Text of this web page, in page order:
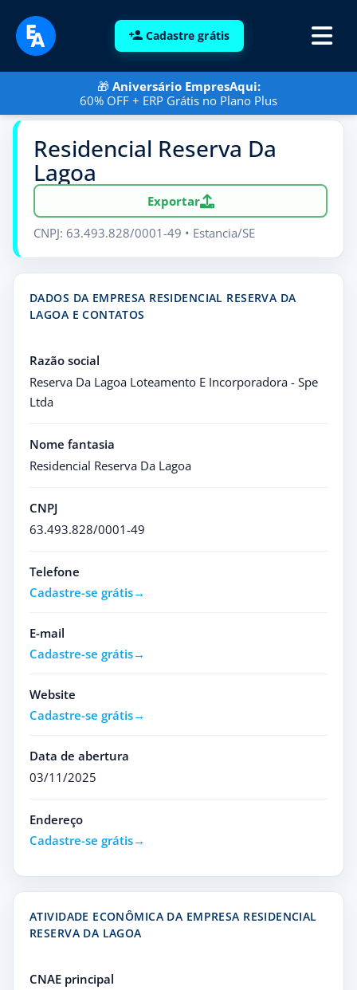
Cadastre grátis
🎁 Aniversário EmpresAqui:
60% OFF + ERP Grátis no Plano Plus
Residencial Reserva Da
Lagoa
Exportar
CNPJ: 63.493.828/0001-49 • Estancia/SE
DADOS DA EMPRESA RESIDENCIAL RESERVA DA
LAGOA E CONTATOS
Razão social
Reserva Da Lagoa Loteamento E Incorporadora - Spe
Ltda
Nome fantasia
Residencial Reserva Da Lagoa
CNPJ
63.493.828/0001-49
Telefone
Cadastre-se grátis
E-mail
Cadastre-se grátis
Website
Cadastre-se grátis
Data de abertura
03/11/2025
Endereço
Cadastre-se grátis
ATIVIDADE ECONÔMICA DA EMPRESA RESIDENCIAL
RESERVA DA LAGOA
CNAE principal